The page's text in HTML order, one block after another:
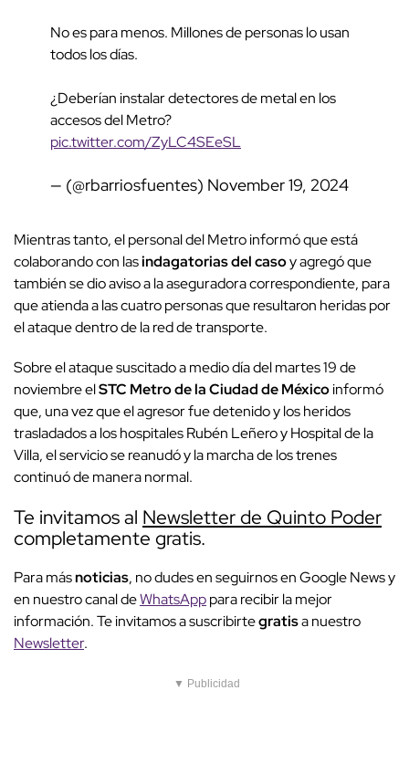
No es para menos. Millones de personas lo usan
todos los días.
¿Deberían instalar detectores de metal en los
accesos del Metro?
pic.twitter.com/ZyLC4SEeSL
— (@rbarriosfuentes) November 19, 2024
Mientras tanto, el personal del Metro informó que está
colaborando con lasindagatorias del casoy agregó que
también se dio aviso a la aseguradora correspondiente, para
que atienda a las cuatro personas que resultaron heridas por
el ataque dentro de la red de transporte.
Sobre el ataque suscitado a medio día del martes 19 de
noviembre elSTC Metro de la Ciudad de Méxicoinformó
que, una vez que el agresor fue detenido y los heridos
trasladados a los hospitales Rubén Leñero y Hospital de la
Villa, el servicio se reanudó y la marcha de los trenes
continuó de manera normal.
Te invitamos al Newsletter de Quinto Poder
completamente gratis.
Para másnoticias, no dudes en seguirnos en Google News y
en nuestro canal deWhatsApppara recibir la mejor
información. Te invitamos a suscribirtegratisa nuestro
Newsletter.
▼ Publicidad